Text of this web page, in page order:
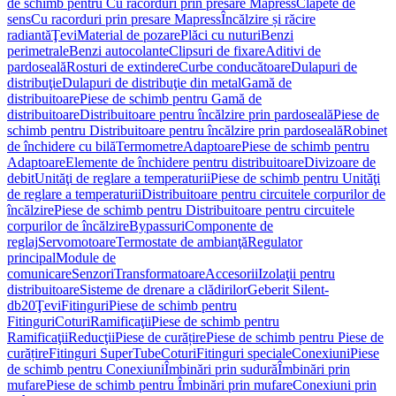
de schimb pentru Cu racorduri prin presare MapressClapete de
sensCu racorduri prin presare MapressÎncălzire și răcire
radiantăŢeviMaterial de pozarePlăci cu nuturiBenzi
perimetraleBenzi autocolanteClipsuri de fixareAditivi de
pardosealăRosturi de extindereCurbe conducătoareDulapuri de
distribuţieDulapuri de distribuţie din metalGamă de
distribuitoarePiese de schimb pentru Gamă de
distribuitoareDistribuitoare pentru încălzire prin pardosealăPiese de
schimb pentru Distribuitoare pentru încălzire prin pardosealăRobinet
de închidere cu bilăTermometreAdaptoarePiese de schimb pentru
AdaptoareElemente de închidere pentru distribuitoareDivizoare de
debitUnităţi de reglare a temperaturiiPiese de schimb pentru Unităţi
de reglare a temperaturiiDistribuitoare pentru circuitele corpurilor de
încălzirePiese de schimb pentru Distribuitoare pentru circuitele
corpurilor de încălzireBypassuriComponente de
reglajServomotoareTermostate de ambianţăRegulator
principalModule de
comunicareSenzoriTransformatoareAccesoriiIzolaţii pentru
distribuitoareSisteme de drenare a clădirilorGeberit Silent-
db20ŢeviFitinguriPiese de schimb pentru
FitinguriCoturiRamificaţiiPiese de schimb pentru
RamificaţiiReducţiiPiese de curățirePiese de schimb pentru Piese de
curățireFitinguri SuperTubeCoturiFitinguri specialeConexiuniPiese
de schimb pentru ConexiuniÎmbinări prin sudurăÎmbinări prin
mufarePiese de schimb pentru Îmbinări prin mufareConexiuni prin